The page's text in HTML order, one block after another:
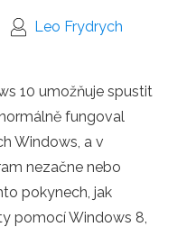
Leo Frydrych
10 umožňuje spustit
fungoval
Windows, a v
nezačne nebo
pokynech, jak
pomocí Windows 8,